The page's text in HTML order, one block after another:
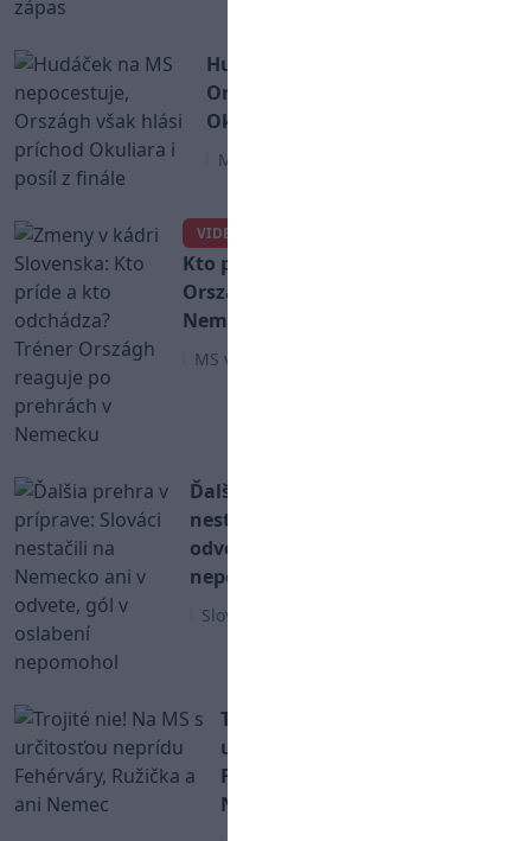
Hudáček na MS nepocestuje,
Országh však hlási príchod
Okuliara i posíl z finále
MS v Hokeji 2026
VIDEO
Kto príde a kto odchádza? Tréner
Országh reaguje po prehrách v
Nemecku
MS v Hokeji 2026
Ďalšia prehra v príprave: Slováci
nestačili na Nemecko ani v
odvete, gól v oslabení
nepomohol
Slovenský hokej
Trojité nie! Na MS s
určitosťou neprídu
Fehérváry, Ružička a ani
Nemec